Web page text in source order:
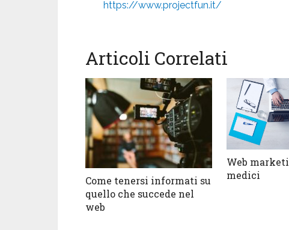
https://www.projectfun.it/
Articoli Correlati
Come tenersi informati su
quello che succede nel
web
Web
medici